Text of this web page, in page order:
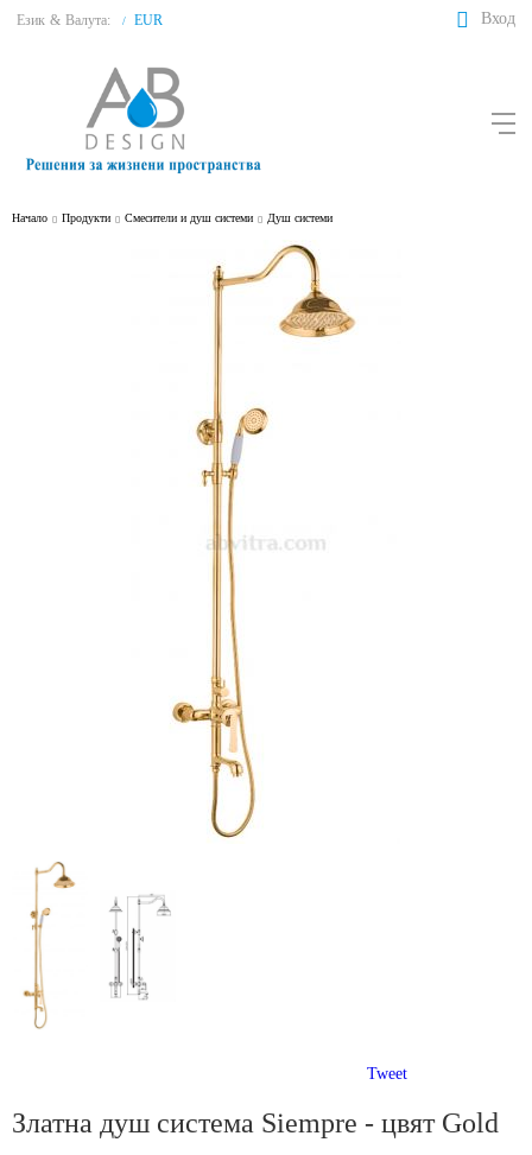
Език & Валута: / EUR Вход
Начало Продукти Смесители и душ системи Душ системи
Tweet
Златна душ система Siempre - цвят Gold